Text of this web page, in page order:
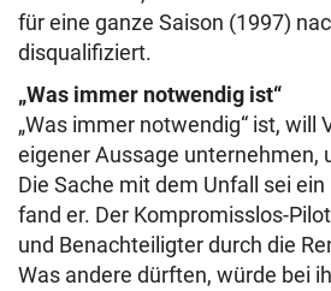
für eine ganze Saison (1997)
disqualifiziert.
„Was immer notwendig ist“
„Was immer notwendig“ ist, will
eigener Aussage unternehmen,
Die Sache mit dem Unfall sei
fand er. Der Kompromisslos-
und Benachteiligter durch die
Was andere dürften, würde bei